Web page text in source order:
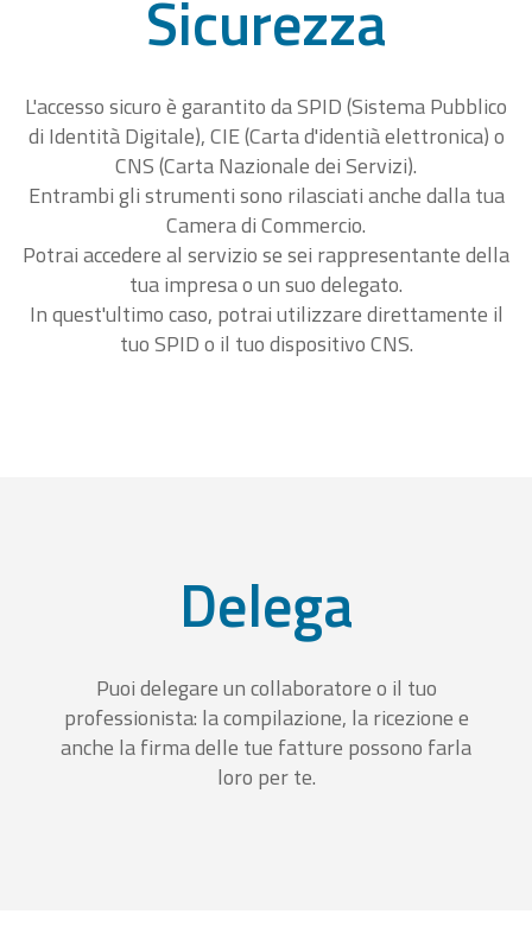
Sicurezza
L'accesso sicuro è garantito da SPID (Sistema Pubblico
di Identità Digitale), CIE (Carta d'identià elettronica) o
CNS (Carta Nazionale dei Servizi).
Entrambi gli strumenti sono rilasciati anche dalla tua
Camera di Commercio.
Potrai accedere al servizio se sei rappresentante della
tua impresa o un suo delegato.
In quest'ultimo caso, potrai utilizzare direttamente il
tuo SPID o il tuo dispositivo CNS.
Delega
Puoi delegare un collaboratore o il tuo
professionista: la compilazione, la ricezione e
anche la firma delle tue fatture possono farla
loro per te.